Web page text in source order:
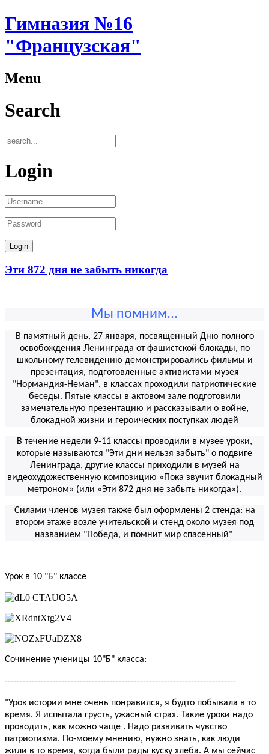
Гимназия №16
"Французская"
Menu
Search
Login
Эти 872 дня не забыть никогда
Мы помним...
В памятный день, 27 января, посвященный Дню полного
освобождения Ленинграда от фашистской блокады, по
школьному телевидению демонстрировались фильмы и
презентация, подготовленные активистами музея
"Нормандия-Неман", в классах проходили патриотические
беседы. Пятые классы в актовом зале подготовили
замечательную презентацию и рассказывали о войне,
блокадной жизни и героических поступках людей
В течение недели 9-11 классы проводили в музее уроки,
которые называются "Эти дни нельзя забыть" о подвиге
Ленинграда, другие классы приходили в музей на
видеохудожественную композицию «Пока звучит блокадный
метроном» (или «Эти 872 дня не забыть никогда»).
Силами членов музея также был оформлены 2 стенда: на
втором этаже возле учительской и стенд около музея под
названием "Победа, и помнит мир спасенный"
Урок в 10 "Б" классе
Сочинение ученицы 10"Б" класса:
-----------------------------------------------------------------------------
"Урок истории мне очень понравился, я будто побывала в то
время. Я испытала грусть, ужасный страх. Такие уроки надо
проводить, как можно чаще . Надо развивать чувство
патриотизма. По-моему мнению, нужно знать, как люди
жили в то время, когда были рады куску хлеба. А мы сейчас